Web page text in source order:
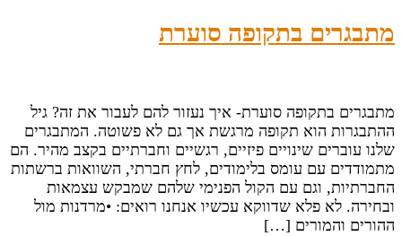
מתבגרים בתקופה סוערת
מתבגרים בתקופה סוערת- איך נעזור להם לעבור את זה? גיל
ההתבגרות הוא תקופה מרגשת אך גם לא פשוטה. המתבגרים
שלנו עוברים שינויים פיזיים, רגשיים וחברתיים בקצב מהיר. הם
מתמודדים עם עומס בלימודים, לחץ חברתי, השוואות ברשתות
החברתיות, וגם עם הקול הפנימי שלהם שמבקש עצמאות
ובחירה. לא פלא שדווקא עכשיו אנחנו רואים: •מרדנות מול
ההורים והמורים […]